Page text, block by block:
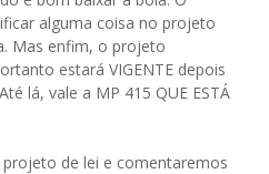
alguma coisa no projeto
Mas enfim, o projeto
estará VIGENTE depois
lá, vale a MP 415 QUE ESTÁ
de lei e comentaremos